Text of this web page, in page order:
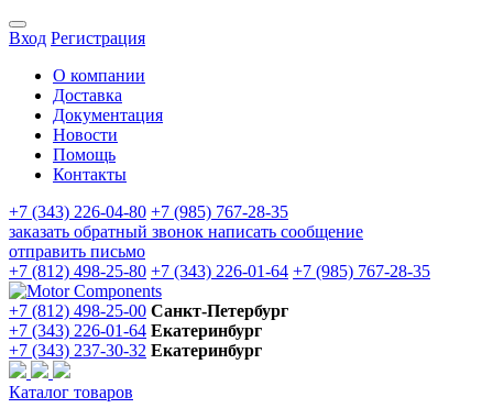
Вход Регистрация
О компании
Доставка
Документация
Новости
Помощь
Контакты
+7 (343) 226-04-80 +7 (985) 767-28-35
заказать обратный звонок написать сообщение
отправить письмо
+7 (812) 498-25-80 +7 (343) 226-01-64 +7 (985) 767-28-35
+7 (812) 498-25-00 Санкт-Петербург
+7 (343) 226-01-64 Екатеринбург
+7 (343) 237-30-32 Екатеринбург
Каталог товаров